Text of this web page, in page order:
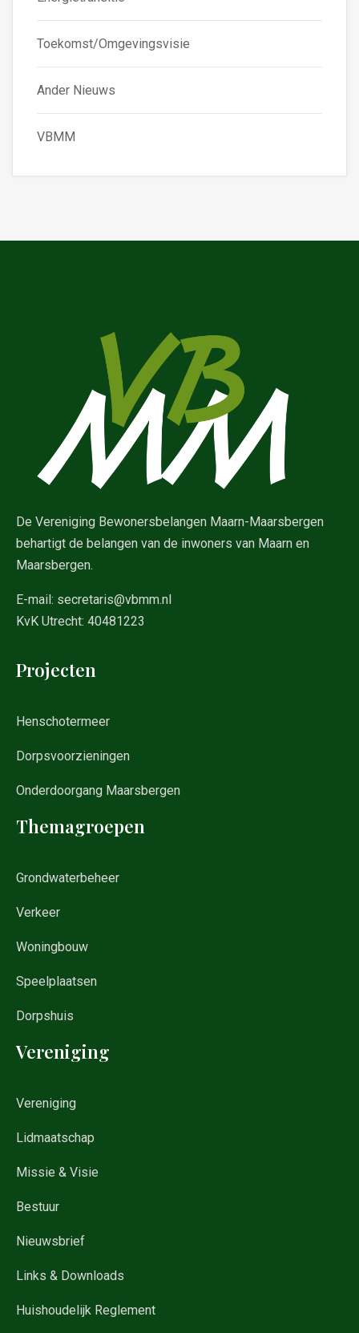
Toekomst/Omgevingsvisie
Ander Nieuws
VBMM
De Vereniging Bewonersbelangen Maarn-Maarsbergen
behartigt de belangen van de inwoners van Maarn en
Maarsbergen.
E-mail: secretaris@vbmm.nl
KvK Utrecht: 40481223
Projecten
Henschotermeer
Dorpsvoorzieningen
Onderdoorgang Maarsbergen
Themagroepen
Grondwaterbeheer
Verkeer
Woningbouw
Speelplaatsen
Dorpshuis
Vereniging
Vereniging
Lidmaatschap
Missie & Visie
Bestuur
Nieuwsbrief
Links & Downloads
Huishoudelijk Reglement